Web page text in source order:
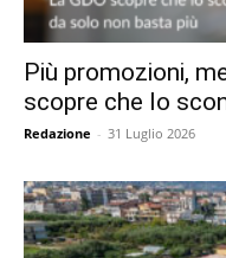
Più promozioni,
scopre che lo
Redazione - 31 Luglio 2026